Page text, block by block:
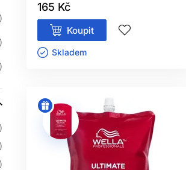
165 Kč
Koupit
Skladem ㅤ